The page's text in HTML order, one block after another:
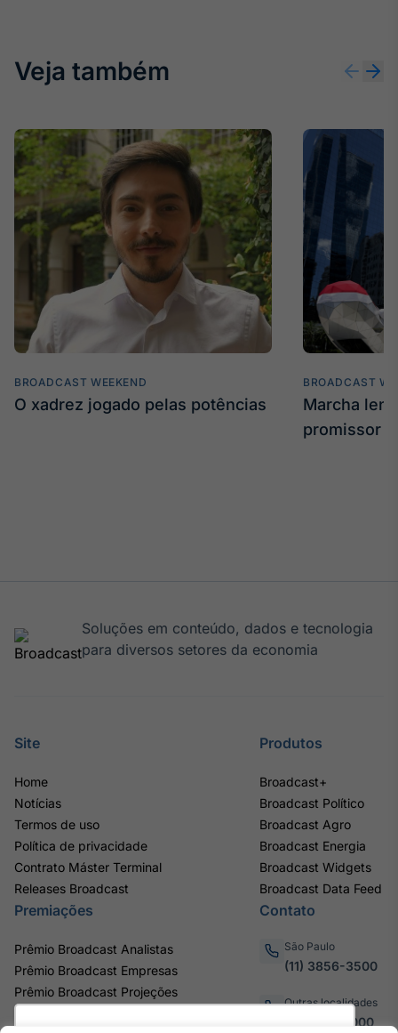
Veja também
BROADCAST WEEKEND
O xadrez jogado pelas potências
BROADCAST
Marcha
promissor
Soluções em conteúdo, dados e tecnologia
para diversos setores da economia
Site
Home
Notícias
Termos de uso
Política de privacidade
Contrato Máster Terminal
Releases Broadcast
Produtos
Broadcast+
Broadcast Político
Broadcast Agro
Broadcast Energia
Broadcast Widgets
Broadcast Data Feed
Premiações
Prêmio Broadcast Analistas
Prêmio Broadcast Empresas
Prêmio Broadcast Projeções
Contato
São Paulo
(11) 3856-3500
Outras localidades
0800.011.3000